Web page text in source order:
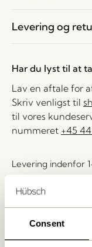
Consent
Levering og
Har du lyst til at
Lav en aftale for
Skriv venligst til
til vores
nummeret +45
Levering indenfor
Fri fragt over